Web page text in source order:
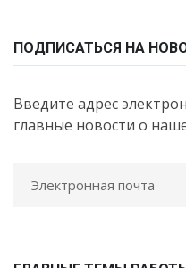
ПОДПИСАТЬСЯ НА
Введите адрес
главные новости о